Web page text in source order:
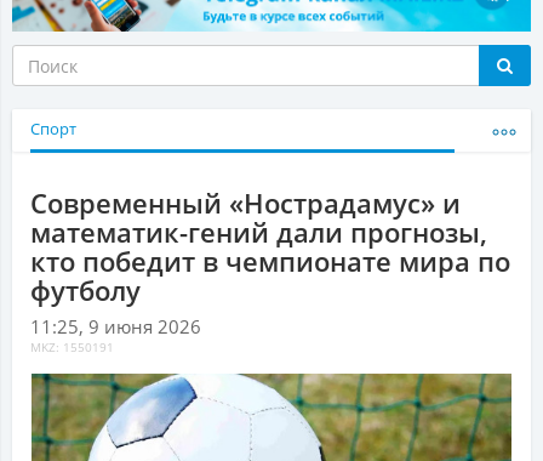
Спорт
Современный «Нострадамус» и
математик-гений дали прогнозы,
кто победит в чемпионате мира по
футболу
11:25, 9 июня 2026
MKZ: 1550191